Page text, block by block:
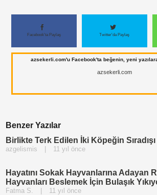
Paylaş
Paylaş
Facebook'ta Paylaş Twitter'da Paylaş
azsekerli.com'u Facebook'ta beğenin, yeni
azsekerli.com
Benzer Yazılar
Birlikte Terk Edilen İki Köpeğin
azgelismis 11 yıl önce
Hayatını Sokak Hayvanlarına Adayan
Hayvanları Beslemek İçin Bulaşık
Fatma S. 11 yıl önce